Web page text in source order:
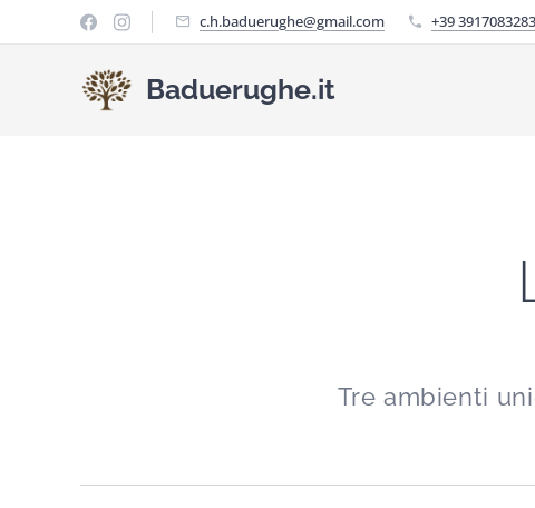
c.h.baduerughe@gmail.com +39 3917083283
Baduerughe.it
Tre ambienti